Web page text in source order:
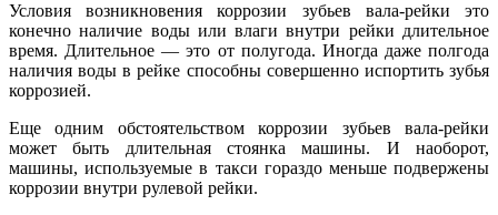
Условия возникновения коррозии зубьев вала-рейки это
конечно наличие воды или влаги внутри рейки длительное
время. Длительное — это от полугода. Иногда даже полгода
наличия воды в рейке способны совершенно испортить зубья
коррозией.
Еще одним обстоятельством коррозии зубьев вала-рейки
может быть длительная стоянка машины. И наоборот,
машины, используемые в такси гораздо меньше подвержены
коррозии внутри рулевой рейки.